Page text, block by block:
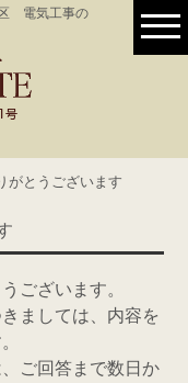
電気工事の
がとうございます
ございます。
ましては、内容を
ご回答まで数日か